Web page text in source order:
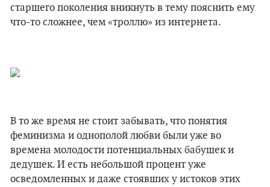
старшего поколения вникнуть в тему пояснить ему
что-то сложнее, чем «троллю» из интернета.
В то же время не стоит забывать, что понятия
феминизма и однополой любви были уже во
времена молодости потенциальных бабушек и
дедушек. И есть небольшой процент уже
осведомленных и даже стоявших у истоков этих